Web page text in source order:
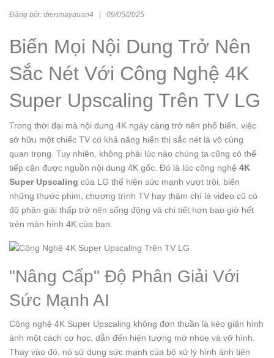
Đăng bởi: dienmayquan4 09/05/2025
Biến Mọi Nội Dung Trở Nên
Sắc Nét Với Công Nghệ 4K
Super Upscaling Trên TV LG
Trong thời đại mà nội dung 4K ngày càng trở nên phổ biến, việc
sở hữu một chiếc TV có khả năng hiển thị sắc nét là vô cùng
quan trọng. Tuy nhiên, không phải lúc nào chúng ta cũng có thể
tiếp cận được nguồn nội dung 4K gốc. Đó là lúc công nghệ 4K
Super Upscaling của LG thể hiện sức mạnh vượt trội, biến
những thước phim, chương trình TV hay thậm chí là video cũ có
độ phân giải thấp trở nên sống động và chi tiết hơn bao giờ hết
trên màn hình 4K của bạn.
"Nâng Cấp" Độ Phân Giải Với
Sức Mạnh AI
Công nghệ 4K Super Upscaling không đơn thuần là kéo giãn hình
ảnh một cách cơ học, dẫn đến hiện tượng mờ nhòe và vỡ hình.
Thay vào đó, nó sử dụng sức mạnh của bộ xử lý hình ảnh tiên